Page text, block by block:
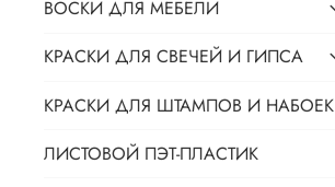
ВОСКИ ДЛЯ МЕБЕЛИ
КРАСКИ ДЛЯ СВЕЧЕЙ И ГИПСА
КРАСКИ ДЛЯ ШТАМПОВ И НАБОЕК
ЛИСТОВОЙ ПЭТ-ПЛАСТИК